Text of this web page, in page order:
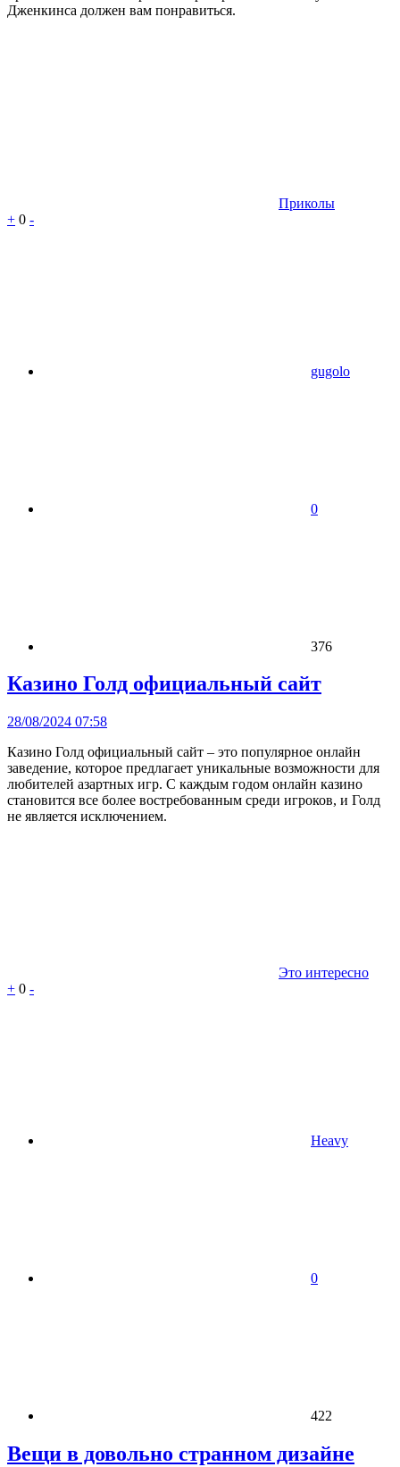
Дженкинса должен вам понравиться.
Приколы
+ 0 -
gugolo
0
376
Казино Голд официальный сайт
28/08/2024 07:58
Казино Голд официальный сайт – это популярное онлайн
заведение, которое предлагает уникальные возможности для
любителей азартных игр. С каждым годом онлайн казино
становится все более востребованным среди игроков, и Голд
не является исключением.
Это интересно
+ 0 -
Heavy
0
422
Вещи в довольно странном дизайне